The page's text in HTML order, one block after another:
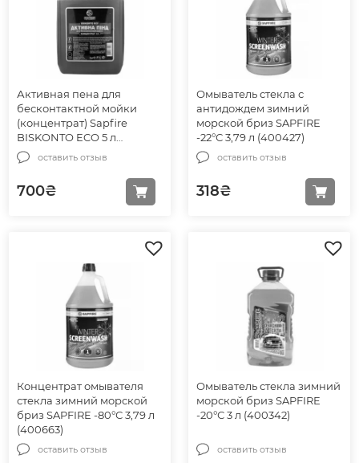
Активная пена для
бесконтактной мойки
(концентрат) Sapfire
BISKONTO ECO 5 л
(745908)оставить отзыв
700₴
Омыватель стекла с
антидождем зимний
морской бриз SAPFIRE
-22°С 3,79 л (400427)
оставить отзыв
318₴
Концентрат омывателя
стекла зимний морской
бриз SAPFIRE -80°С 3,79 л
(400663)
оставить отзыв
Омыватель стекла зимний
морской бриз SAPFIRE
-20°С 3 л (400342)
оставить отзыв